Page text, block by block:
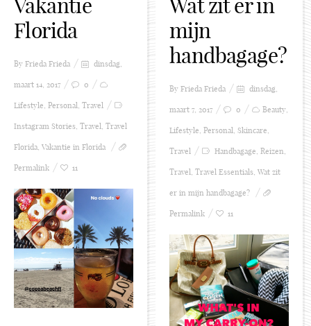
Vakantie
Florida
By Frieda Frieda dinsdag,
maart 14, 2017 0
Lifestyle, Personal, Travel
Instagram Stories, Travel, Travel
Florida, Vakantie in Florida
Permalink 11
Wat zit er in
mijn
handbagage?
By Frieda Frieda dinsdag,
maart 7, 2017 0 Beauty,
Lifestyle, Personal, Skincare,
Travel Handbagage, Reizen,
Travel, Travel Essentials, Wat zit
er in mijn handbagage?
Permalink 11